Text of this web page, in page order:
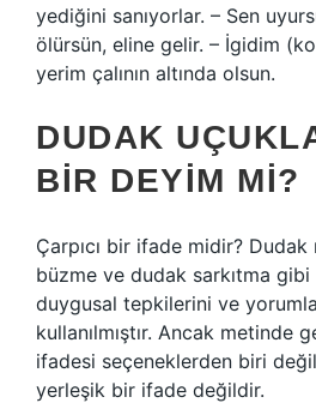
yediğini sanıyorlar. – Sen
ölürsün, eline gelir. – İgidim
yerim çalının altında olsun.
DUDAK
BIR DEYIM MI?
Çarpıcı bir ifade midir? Dudak
büzme ve dudak sarkıtma
duygusal tepkilerini ve
kullanılmıştır. Ancak metinde
ifadesi seçeneklerden biri
yerleşik bir ifade değildir.